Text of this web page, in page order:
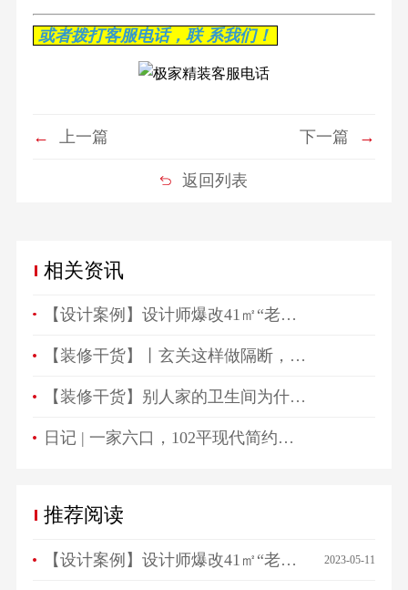
或者拨打客服电话，联 系我们！
← 上一篇 下一篇 →
返回列表
相关资讯
【设计案例】设计师爆改41㎡“老破小”，一房变三房，住祖孙三代五口人不拥挤！
【装修干货】丨玄关这样做隔断，一进门就被惊艳！
【装修干货】别人家的卫生间为什么总是这么好看？
日记 | 一家六口，102平现代简约高颜值生活空间！
推荐阅读
【设计案例】设计师爆改41㎡“老破小”，一房变三房，住祖孙三代五口人不拥挤！ 2023-05-11